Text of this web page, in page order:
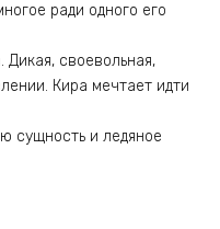
ради одного его
Дикая, своевольная,
Кира мечтает идти
сущность и ледяное